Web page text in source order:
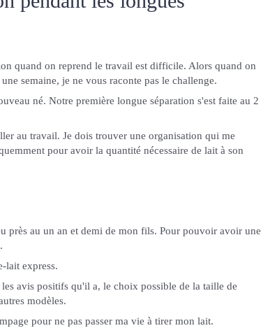
quand on reprend le travail est difficile. Alors quand on
semaine, je ne vous raconte pas le challenge.
né. Notre première longue séparation s'est faite au 2
au travail. Je dois trouver une organisation qui me
pour avoir la quantité nécessaire de lait à son
près au un an et demi de mon fils. Pour pouvoir avoir une
lait express.
avis positifs qu'il a, le choix possible de la taille de
modèles.
pour ne pas passer ma vie à tirer mon lait.